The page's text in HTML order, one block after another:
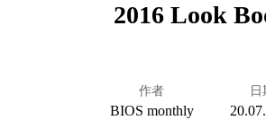
2016 Look
作者
BIOS monthly
日